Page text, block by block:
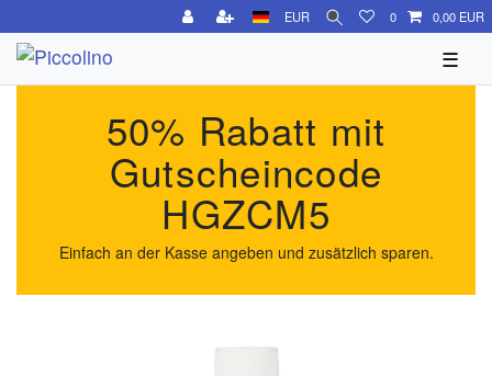
EUR 0 0,00 EUR
☰
50% Rabatt mit
Gutscheincode
HGZCM5
Einfach an der Kasse angeben und zusätzlich sparen.